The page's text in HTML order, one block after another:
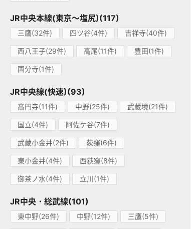
JR中央本線(東京～塩尻)(117)
三鷹(32件) 四ツ谷(4件) 吉祥寺(40件)
西八王子(29件) 高尾(11件) 豊田(1件)
国分寺(1件)
JR中央線(快速)(93)
高円寺(11件) 中野(25件) 武蔵境(21件)
国立(4件) 阿佐ケ谷(7件)
武蔵小金井(2件) 荻窪(6件)
東小金井(4件) 西荻窪(8件)
御茶ノ水(4件) 立川(1件)
JR中央・総武線(101)
東中野(26件) 中野(12件) 三鷹(5件)